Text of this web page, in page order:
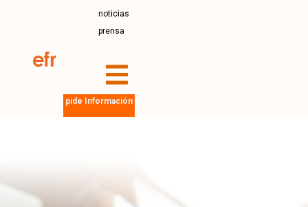
noticias
prensa
pide Información